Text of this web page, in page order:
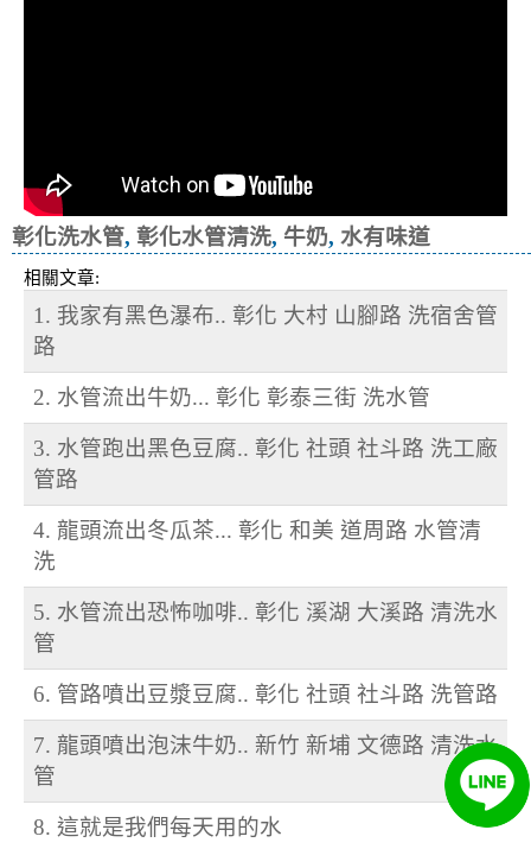
彰化洗水管, 彰化水管清洗, 牛奶, 水有味道
相關文章:
1. 我家有黑色瀑布.. 彰化 大村 山腳路 洗宿舍管
路
2. 水管流出牛奶... 彰化 彰泰三街 洗水管
3. 水管跑出黑色豆腐.. 彰化 社頭 社斗路 洗工廠
管路
4. 龍頭流出冬瓜茶... 彰化 和美 道周路 水管清
洗
5. 水管流出恐怖咖啡.. 彰化 溪湖 大溪路 清洗水
管
6. 管路噴出豆漿豆腐.. 彰化 社頭 社斗路 洗管路
7. 龍頭噴出泡沫牛奶.. 新竹 新埔 文德路 清洗水
管
8. 這就是我們每天用的水